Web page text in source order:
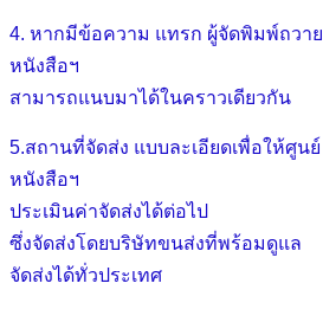
4. หากมีข้อความ แทรก ผู้จัดพิมพ์ถวาย
หนังสือฯ
สามารถแนบมาได้ในคราวเดียวกัน
5.สถานที่จัดส่ง แบบละเอียดเพื่อให้ศูนย์
หนังสือฯ
ประเมินค่าจัดส่งได้ต่อไป
ซึ่งจัดส่งโดยบริษัทขนส่งที่พร้อมดูแล
จัดส่งได้ทั่วประเทศ